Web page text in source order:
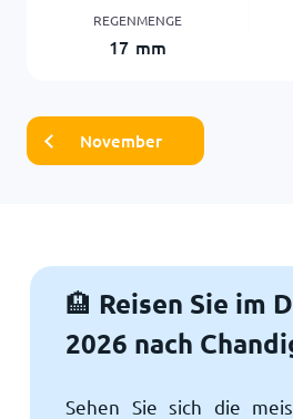
REGENMENGE
17 mm
November
🏨 Reisen Sie im
2026 nach
Sehen Sie sich die